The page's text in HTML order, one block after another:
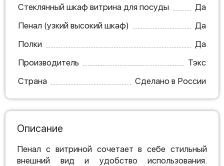
Стеклянный шкаф витрина для посуды
Да
Пенал (узкий высокий шкаф)
Да
Полки
Да
Производитель
Тэкс
Страна
Сделано в России
Описание
Пенал с витриной сочетает в себе стильный
внешний вид и удобство использования.